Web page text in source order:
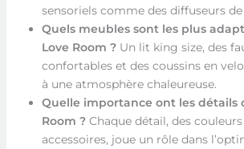
sensoriels comme des diffuseurs
Quels meubles sont les plus
Love Room ?Un lit king size, des
confortables et des coussins en
à une atmosphère chaleureuse.
Quelle importance ont les détails
Room ?Chaque détail, des couleurs
accessoires, joue un rôle dans